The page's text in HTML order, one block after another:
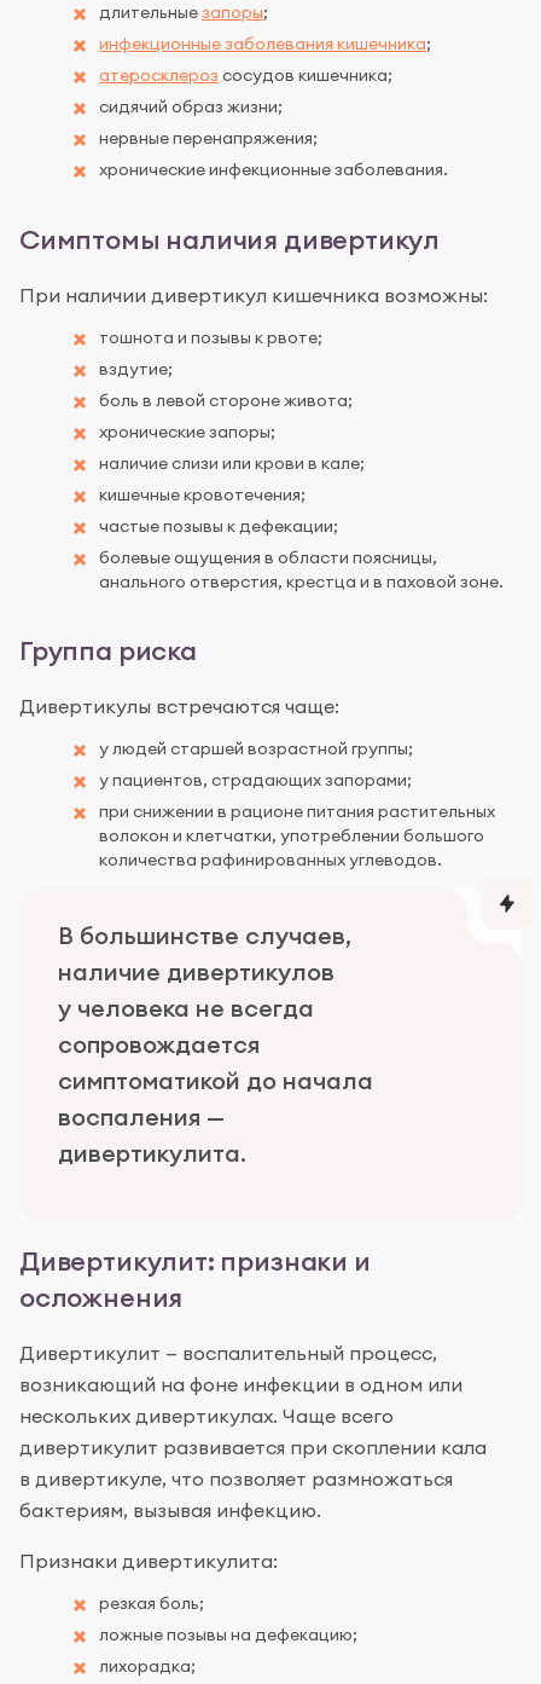
длительныезапоры;
инфекционные заболевания кишечника;
атеросклероз сосудов кишечника;
сидячий образ жизни;
нервные перенапряжения;
хронические инфекционные заболевания.
Симптомы наличия дивертикул
При наличии дивертикул кишечника возможны:
тошнота и позывы к рвоте;
вздутие;
боль в левой стороне живота;
хронические запоры;
наличие слизи или крови в кале;
кишечные кровотечения;
частые позывы к дефекации;
болевые ощущения в области поясницы,
анального отверстия, крестца и в паховой зоне.
Группа риска
Дивертикулы встречаются чаще:
у людей старшей возрастной группы;
у пациентов, страдающих запорами;
при снижении в рационе питания растительных
волокон и клетчатки, употреблении большого
количества рафинированных углеводов.
В большинстве случаев,
наличие дивертикулов
у человека не всегда
сопровождается
симптоматикой до начала
воспаления —
дивертикулита.
Дивертикулит: признаки и
осложнения
Дивертикулит — воспалительный процесс,
возникающий на фоне инфекции в одном или
нескольких дивертикулах. Чаще всего
дивертикулит развивается при скоплении кала
в дивертикуле, что позволяет размножаться
бактериям, вызывая инфекцию.
Признаки дивертикулита:
резкая боль;
ложные позывы на дефекацию;
лихорадка;